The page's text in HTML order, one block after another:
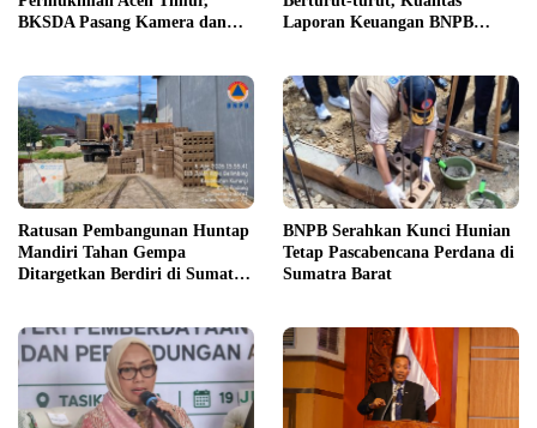
BKSDA Pasang Kamera dan
Laporan Keuangan BNPB
Ratusan Pembangunan Huntap
Mandiri Tahan Gempa
Ditargetkan Berdiri di Sumatra
BNPB Serahkan Kunci Hunian
Tetap Pascabencana Perdana di
Sumatra Barat